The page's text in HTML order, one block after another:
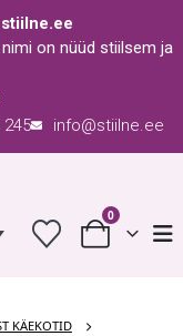
stiilne.ee
on nüüd stiilsem ja
info@stiilne.ee
245
0
KÄEKOTID